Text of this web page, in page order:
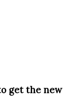
get the new